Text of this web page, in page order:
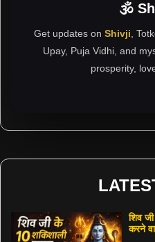
🕉
Get updates on Shivji,
Upay, Puja Vidhi, and
prosperity,
शिव
करने